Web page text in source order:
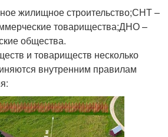
жилищное строительство;СНТ –
товарищества;ДНО –
общества.
и товариществ несколько
внутренним правилам